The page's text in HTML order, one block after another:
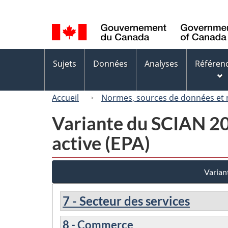
de
la
langue
des
Sujets Données Analyses
Accueil Normes, sources de données et
Variante du SCIAN
active (EPA)
7 - Secteur des services
8 - Commerce